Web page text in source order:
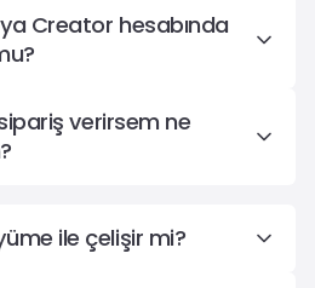
Creator hesabında
verirsem ne
ile çelişir mi?